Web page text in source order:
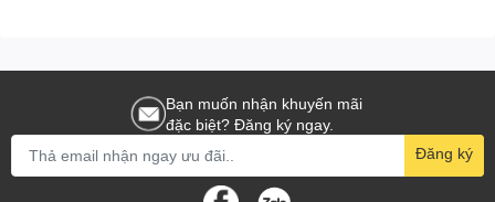
Bạn muốn nhận khuyến mãi
đặc biệt? Đăng ký ngay.
Đăng ký